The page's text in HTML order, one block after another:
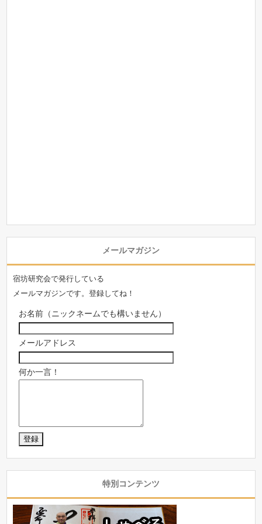
メールマガジン
宿坊研究会で発行している
メールマガジンです。登録してね！
お名前（ニックネームでも構いません）
メールアドレス
何か一言！
特別コンテンツ